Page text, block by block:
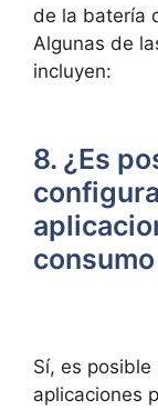
de la‌ batería
Algunas‍ de
incluyen:
8. ¿Es⁢
Sí, es
aplicaciones